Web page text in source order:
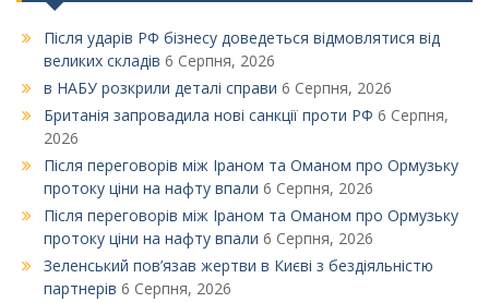
Після ударів РФ бізнесу доведеться відмовлятися від
великих складів 6 Серпня, 2026
в НАБУ розкрили деталі справи 6 Серпня, 2026
Британія запровадила нові санкції проти РФ 6 Серпня,
2026
Після переговорів між Іраном та Оманом про Ормузьку
протоку ціни на нафту впали 6 Серпня, 2026
Після переговорів між Іраном та Оманом про Ормузьку
протоку ціни на нафту впали 6 Серпня, 2026
Зеленський пов’язав жертви в Києві з бездіяльністю
партнерів 6 Серпня, 2026